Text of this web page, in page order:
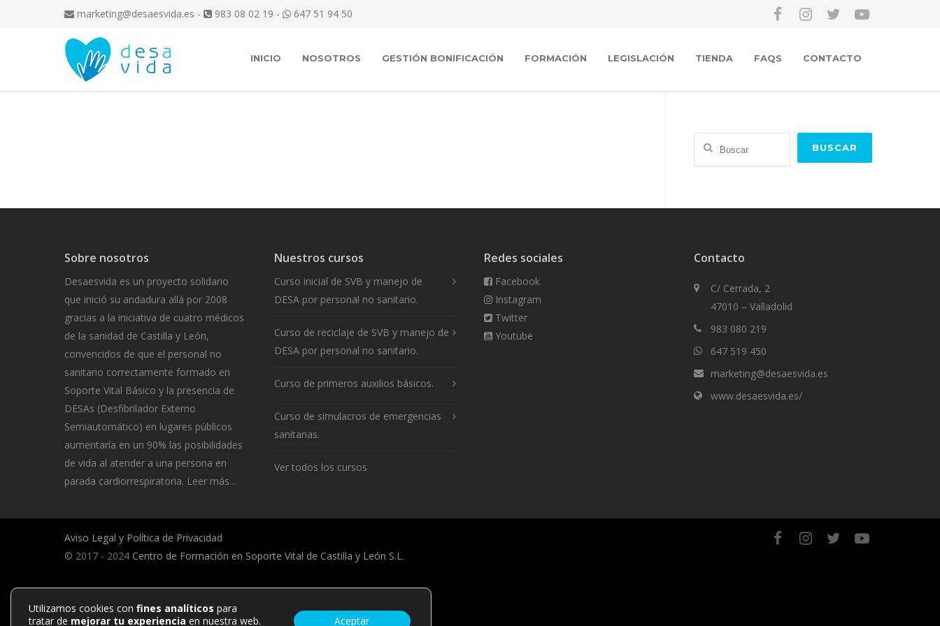
marketing@desaesvida.es - 983 08 02 19 - 647 51 94 50
INICIO NOSOTROS GESTIÓN BONIFICACIÓN FORMACIÓN LEGISLACIÓN TIENDA FAQS CONTACTO
Buscar BUSCAR
Sobre nosotros
Desaesvida es un proyecto solidario
que inició su andadura allá por 2008
gracias a la iniciativa de cuatro médicos
de la sanidad de Castilla y León,
convencidos de que el personal no
sanitario correctamente formado en
Soporte Vital Básico y la presencia de
DESAs (Desfibrilador Externo
Semiautomático) en lugares públicos
aumentaría en un 90% las posibilidades
de vida al atender a una persona en
parada cardiorrespiratoria. Leer más...
Nuestros cursos
Curso inicial de SVB y manejo de
DESA por personal no sanitario.
Curso de reciclaje de SVB y manejo de
DESA por personal no sanitario.
Curso de primeros auxilios básicos.
Curso de simulacros de emergencias
sanitarias.
Ver todos los cursos
Redes sociales
Facebook
Instagram
Twitter
Youtube
Contacto
C/ Cerrada, 2
47010 – Valladolid
983 080 219
647 519 450
marketing@desaesvida.es
www.desaesvida.es/
Aviso Legal y Política de Privacidad
© 2017 - 2024 Centro de Formación en Soporte Vital de Castilla y León S.L.
Utilizamos cookies con fines analíticos para
tratar de mejorar tu experiencia en nuestra web. Aceptar